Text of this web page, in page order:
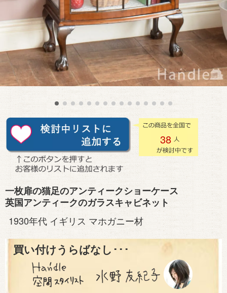
38
一枚扉の猫足のアンティークショーケース
英国アンティークのガラスキャビネット
1930年代 イギリス マホガニー材
買い付けうらばなし･･･